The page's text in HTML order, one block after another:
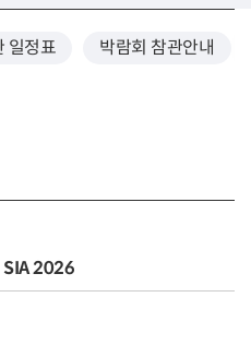
일정표 박람회 참관안내
SIA 2026